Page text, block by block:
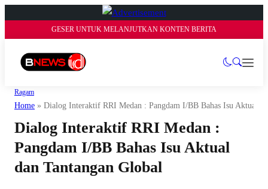
GESER UNTUK MELANJUTKAN KONTEN BERITA
Ragam
Home » Dialog Interaktif RRI Medan : Pangdam I/BB Bahas Isu Aktual
Dialog Interaktif RRI Medan :
Pangdam I/BB Bahas Isu Aktual
dan Tantangan Global